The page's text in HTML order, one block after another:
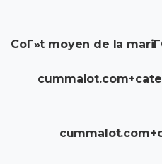
CoГ»t moyen de la